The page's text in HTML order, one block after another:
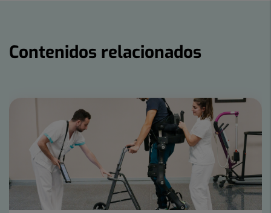
Contenidos relacionados